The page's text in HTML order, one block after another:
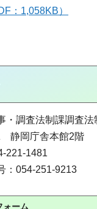
：1,058KB）
・調査法制課調査法
静岡庁舎本館2階
221-1481
：054-251-9213